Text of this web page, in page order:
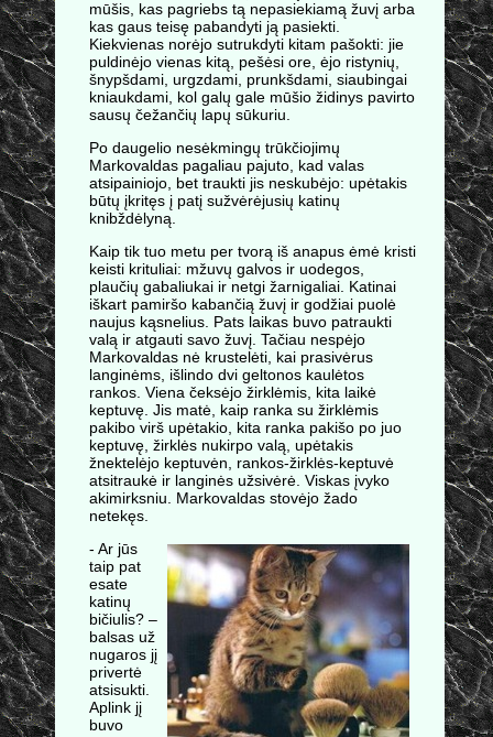
mūšis, kas pagriebs tą nepasiekiamą žuvį arba
kas gaus teisę pabandyti ją pasiekti.
Kiekvienas norėjo sutrukdyti kitam pašokti: jie
puldinėjo vienas kitą, pešėsi ore, ėjo ristynių,
šnypšdami, urgzdami, prunkšdami, siaubingai
kniaukdami, kol galų gale mūšio židinys pavirto
sausų čežančių lapų sūkuriu.
Po daugelio nesėkmingų trūkčiojimų
Markovaldas pagaliau pajuto, kad valas
atsipainiojo, bet traukti jis neskubėjo: upėtakis
būtų įkritęs į patį sužvėrėjusių katinų
knibždėlyną.
Kaip tik tuo metu per tvorą iš anapus ėmė kristi
keisti krituliai: mžuvų galvos ir uodegos,
plaučių gabaliukai ir netgi žarnigaliai. Katinai
iškart pamiršo kabančią žuvį ir godžiai puolė
naujus kąsnelius. Pats laikas buvo patraukti
valą ir atgauti savo žuvį. Tačiau nespėjo
Markovaldas nė krustelėti, kai prasivėrus
langinėms, išlindo dvi geltonos kaulėtos
rankos. Viena čeksėjo žirklėmis, kita laikė
keptuvę. Jis matė, kaip ranka su žirklėmis
pakibo virš upėtakio, kita ranka pakišo po juo
keptuvę, žirklės nukirpo valą, upėtakis
žnektelėjo keptuvėn, rankos-žirklės-keptuvė
atsitraukė ir langinės užsivėrė. Viskas įvyko
akimirksniu. Markovaldas stovėjo žado
netekęs.
- Ar jūs
taip pat
esate
katinų
bičiulis? –
balsas už
nugaros jį
privertė
atsisukti.
Aplink jį
buvo